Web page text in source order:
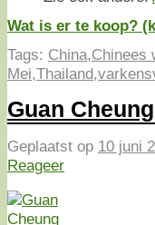
Wat is er te koop?
Tags: China,Chinees
Mei,Thailand,
Guan
Geplaatst op 10 juni
Reageer